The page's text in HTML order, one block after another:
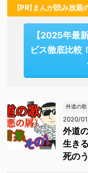
[PR]まんが読み放題
【2025年最
ビス徹底比較
外道の歌
2020/
外道
生き
死の